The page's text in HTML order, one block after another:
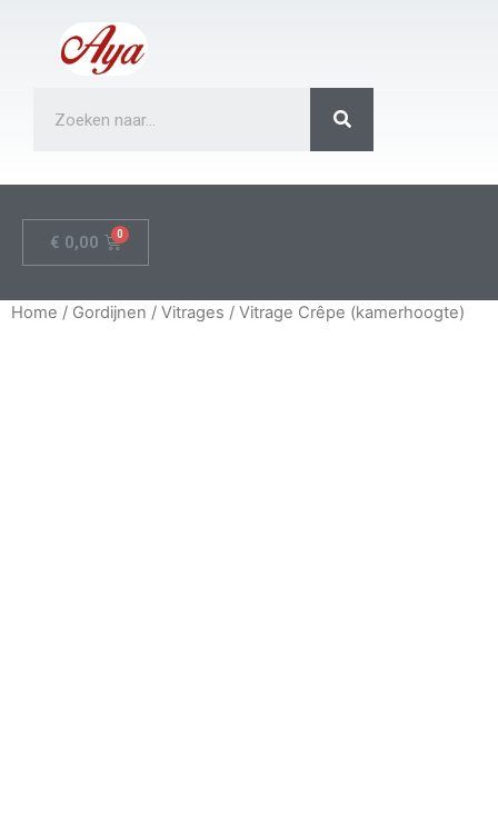
€ 0,00
Home / Gordijnen / Vitrages / Vitrage Crêpe (kamerhoogte)